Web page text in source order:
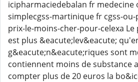
icipharmaciedebalan fr medecine
simplecgss-martinique fr cgss-
prix-le-moins-cher-pour-celexa Le
est plus &eacute;lev&eacute;
g&eacute;n&eacute;riques sont
contiennent moins de substance
compter plus de 20 euros la